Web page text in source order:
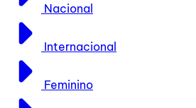
Nacional
Internacional
Feminino